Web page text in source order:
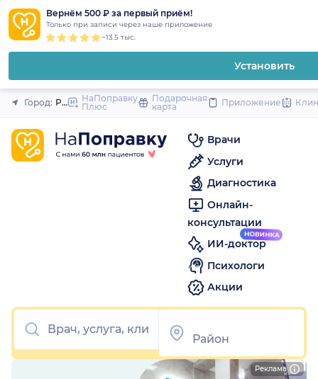
Вернём 500 ₽ за первый приём!
Только при записи через наше приложение
~13.5 тыс.
Установить
Закрыть
Город: Ростов-на-Дону
НаПоправку
Плюс
Подарочная
карта
Приложение
Врачи
Услуги
Диагностика
Онлайн-
консультации
ИИ-доктор
Психологи
Акции
Реклама